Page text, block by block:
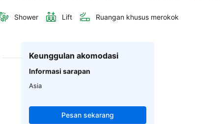
Shower Lift Ruangan khusus merokok
Keunggulan akomodasi
Informasi sarapan
Asia
Pesan sekarang